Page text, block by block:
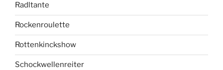
Radltante
Rockenroulette
Rottenkinckshow
Schockwellenreiter